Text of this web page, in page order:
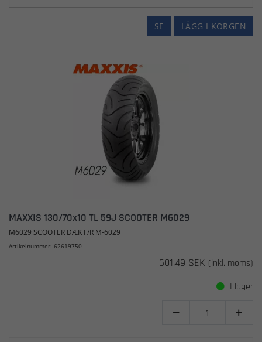
LÄGG I KORGEN
SE
MAXXIS 130/70x10 TL 59J SCOOTER M6029
M6029 SCOOTER DÆK F/R M-6029
Artikelnummer: 62619750
601,49 SEK (inkl. moms)
I lager
 